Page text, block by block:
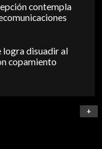
contempla
logra disuadir al
copamiento
+